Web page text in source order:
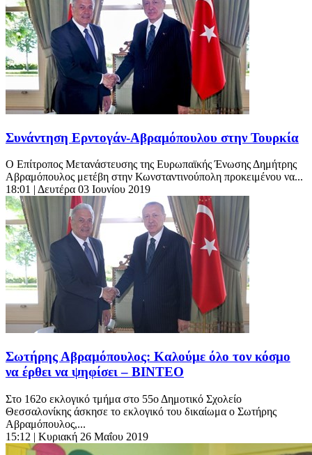
Συνάντηση Ερντογάν-Αβραμόπουλου στην Τουρκία
Ο Επίτροπος Μετανάστευσης της Ευρωπαϊκής Ένωσης Δημήτρης
Αβραμόπουλος μετέβη στην Κωνσταντινούπολη προκειμένου να...
18:01 | Δευτέρα 03 Ιουνίου 2019
Σωτήρης Αβραμόπουλος: Καλούμε όλο τον κόσμο
να έρθει να ψηφίσει – ΒΙΝΤΕΟ
Στο 162ο εκλογικό τμήμα στο 55ο Δημοτικό Σχολείο
Θεσσαλονίκης άσκησε το εκλογικό του δικαίωμα ο Σωτήρης
Αβραμόπουλος,...
15:12 | Κυριακή 26 Μαΐου 2019